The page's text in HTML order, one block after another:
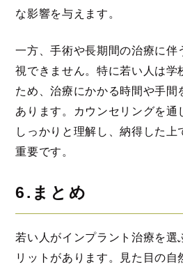
な影響を与えます。
一方、手術や長期間の治療に伴
視できません。特に若い人は学
ため、治療にかかる時間や手間
あります。カウンセリングを通
しっかりと理解し、納得した上
重要です。
6.まとめ
若い人がインプラント治療を選
リットがあります。見た目の自